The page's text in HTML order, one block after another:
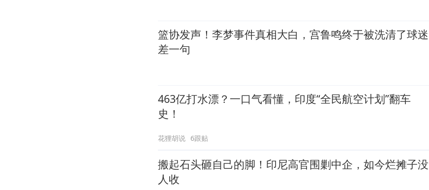
篮协发声！李梦事件真相大白，宫鲁鸣终于被洗清了球迷
差一句
463亿打水漂？一口气看懂，印度“全民航空计划”翻车
史！
花狸胡说 6跟贴
搬起石头砸自己的脚！印尼高官围剿中企，如今烂摊子没
人收